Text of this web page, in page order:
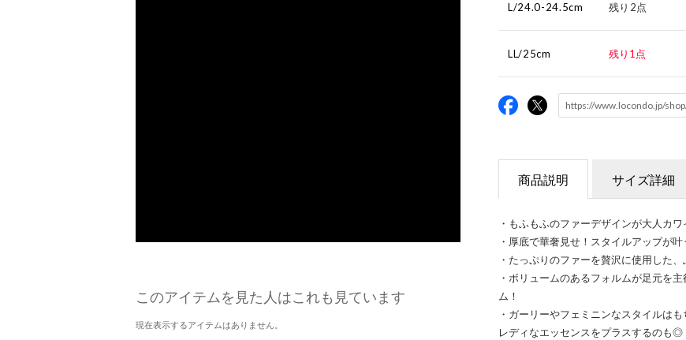
このアイテムを見た人はこれも見ています
現在表示するアイテムはありません。
L/24.0-24.5cm 残り2点
LL/25cm 残り1点
商品説明 サイズ詳細
・もふもふのファーデザインが大人カ
・厚底で華奢見せ！スタイルアップが叶
・たっぷりのファーを贅沢に使用した
・ボリュームのあるフォルムが足元を
ム！
・ガーリーやフェミニンなスタイルは
レディなエッセンスをプラスするのも◎